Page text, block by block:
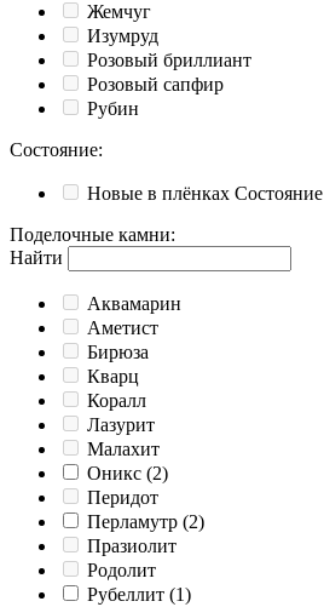
Жемчуг
Изумруд
Розовый бриллиант
Розовый сапфир
Рубин
Состояние:
Новые в плёнках Состояние
Поделочные камни:
Найти
Аквамарин
Аметист
Бирюза
Кварц
Коралл
Лазурит
Малахит
Оникс (2)
Перидот
Перламутр (2)
Празиолит
Родолит
Рубеллит (1)